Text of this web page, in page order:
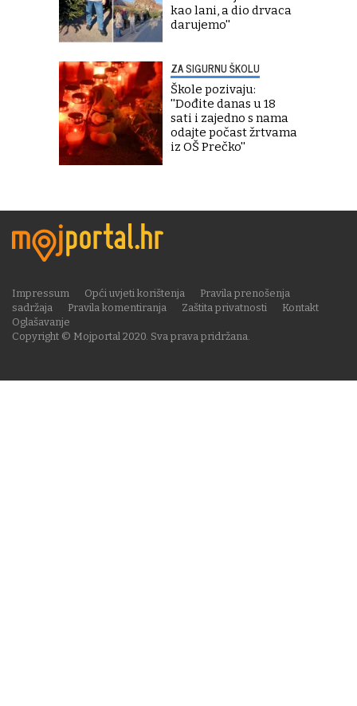
kao lani, a dio drvaca
darujemo''
ZA SIGURNU ŠKOLU
Škole pozivaju:
''Dođite danas u 18
sati i zajedno s nama
odajte počast žrtvama
iz OŠ Prečko''
Copyright © Mojportal 2020. Sva prava pridržana.
Impressum Opći uvjeti korištenja
Pravila prenošenja
sadržaja
Pravila komentiranja Zaštita privatnosti
Kontakt
Oglašavanje